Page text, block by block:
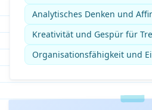
Analytisches Denken und
Kreativität und Gespür für
Organisationsfähigkeit und